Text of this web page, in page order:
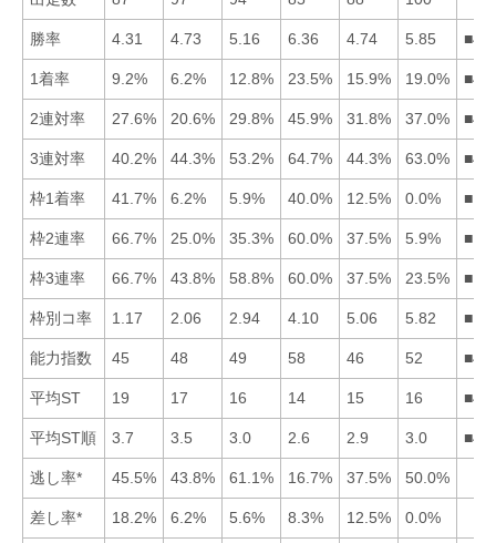
勝率 4.31 4.73 5.16 6.36 4.74 5.85
1着率 9.2% 6.2% 12.8% 23.5% 15.9% 19.0%
2連対率 27.6% 20.6% 29.8% 45.9% 31.8% 37.0%
3連対率 40.2% 44.3% 53.2% 64.7% 44.3% 63.0%
枠1着率 41.7% 6.2% 5.9% 40.0% 12.5% 0.0%
枠2連率 66.7% 25.0% 35.3% 60.0% 37.5% 5.9%
枠3連率 66.7% 43.8% 58.8% 60.0% 37.5% 23.5%
枠別コ率 1.17 2.06 2.94 4.10 5.06 5.82
能力指数 45 48 49 58 46 52
平均ST 19 17 16 14 15 16
平均ST順 3.7 3.5 3.0 2.6 2.9 3.0
逃し率* 45.5% 43.8% 61.1% 16.7% 37.5% 50.0%
差し率* 18.2% 6.2% 5.6% 8.3% 12.5% 0.0%